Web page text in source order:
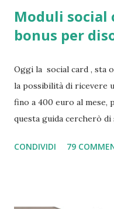
Moduli social
bonus per
Oggi la social card , sta
la possibilità di ricevere
fino a 400 euro al mese,
questa guida cercherò
(per il sussidio di 400
CONDIVIDI 79